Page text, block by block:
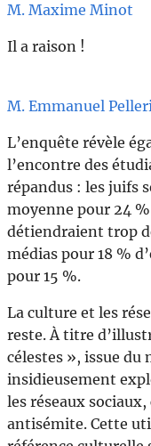
M. Maxime Minot
Il a raison !
M. Emmanuel
L’enquête révèle
l’encontre des
répandus : les juifs
moyenne pour 24
détiendraient trop
médias pour 18 %
pour 15 %.
La culture et les
reste. À titre
célestes », issue du
insidieusement
les réseaux
antisémite. Cette